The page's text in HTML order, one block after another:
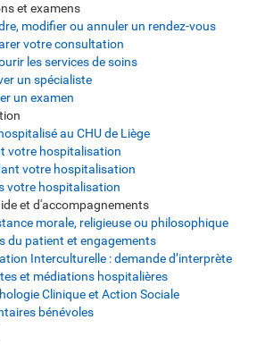
et examens
modifier ou annuler un rendez-vous
votre consultation
les services de soins
un spécialiste
un examen
au CHU de Liège
votre hospitalisation
votre hospitalisation
votre hospitalisation
et d'accompagnements
morale, religieuse ou philosophique
du patient et engagements
Interculturelle : demande d’interprète
et médiations hospitalières
Clinique et Action Sociale
bénévoles